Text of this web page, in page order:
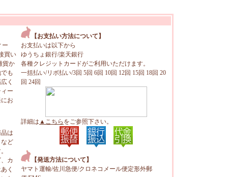
ー
買い
貨か
も
く
ー
お
は
ど
カ
く
【お支払い方法について】
お支払いは以下から
ゆうちょ銀行/楽天銀行
各種クレジットカードがご利用いただけます。
一括払い/リボ払い/3回 5回 6回 10回 12回 15回 18回 20
回 24回
詳細は ▲こちら をご参照下さい。
【発送方法について】
ヤマト運輸/佐川急便/クロネコメール便定形外郵